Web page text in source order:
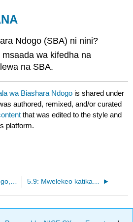
Ndogo (SBA) ni nini?
wa kifedha na
na SBA.
wa Biashara Ndogo is shared under
authored, remixed, and/or curated
that was edited to the style and
platform.
5.7: Biashara Ndogo, Athari kubwa 5.9: Mwelekeo katika ujasiriamali na Umiliki wa Biashara